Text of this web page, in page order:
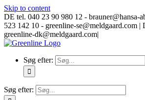
Skip to content
DE tel. 040 23 90 980 12 - brauner@hansa-
523 142 10 - greenline-se@meldgaard.com
greenline-dk@meldgaard.com|
Søg efter:
Søg efter: